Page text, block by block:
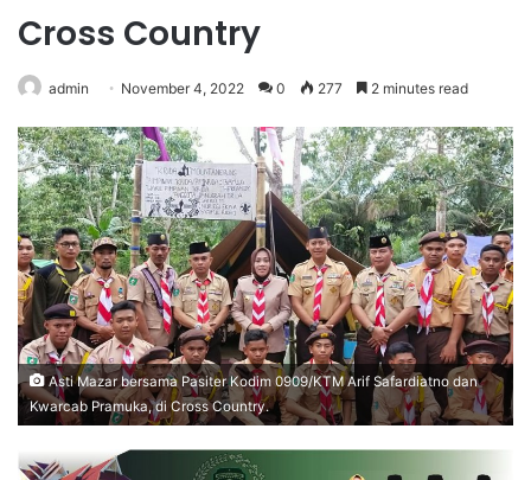
Cross Country
admin November 4, 2022 0 277 2 minutes read
Asti Mazar bersama Pasiter Kodim 0909/KTM Arif Safardiatno dan
Kwarcab Pramuka, di Cross Country.